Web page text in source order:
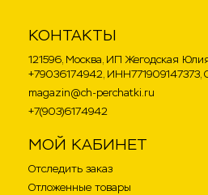
КОНТАКТЫ
121596, Москва, ИП Жегодская
+79036174942,
magazin@ch-perchatki.ru
+7(903)6174942
МОЙ КАБИНЕТ
Отследить заказ
Отложенные товары